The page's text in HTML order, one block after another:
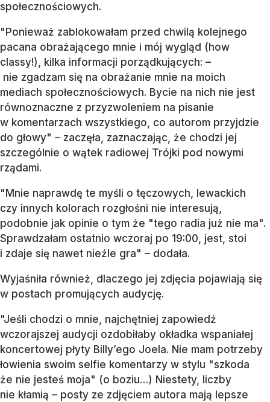
społecznościowych.
"Ponieważ zablokowałam przed chwilą kolejnego
pacana obrażającego mnie i mój wygląd (how
classy!), kilka informacji porządkujących: –
nie zgadzam się na obrażanie mnie na moich
mediach społecznościowych. Bycie na nich nie jest
równoznaczne z przyzwoleniem na pisanie
w komentarzach wszystkiego, co autorom przyjdzie
do głowy" – zaczęła, zaznaczając, że chodzi jej
szczególnie o wątek radiowej Trójki pod nowymi
rządami.
"Mnie naprawdę te myśli o tęczowych, lewackich
czy innych kolorach rozgłośni nie interesują,
podobnie jak opinie o tym że "tego radia już nie ma".
Sprawdzałam ostatnio wczoraj po 19:00, jest, stoi
i zdaje się nawet nieźle gra" – dodała.
Wyjaśniła również, dlaczego jej zdjęcia pojawiają się
w postach promujących audycję.
"Jeśli chodzi o mnie, najchętniej zapowiedź
wczorajszej audycji ozdobiłaby okładka wspaniałej
koncertowej płyty Billy’ego Joela. Nie mam potrzeby
łowienia swoim selfie komentarzy w stylu "szkoda
że nie jesteś moja" (o boziu…) Niestety, liczby
nie kłamią – posty ze zdjęciem autora mają lepsze